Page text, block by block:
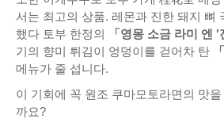
서는 최고의 상품. 레몬과 진한 돼지 뼈
했다 토부 한정의
「영몽 소금 라미 엔 '
기의 향미 튀김이 엉덩이를 걷어차 탄
메뉴가 줄 섭니다.
이 기회에 꼭 원조 쿠마모토라면의 맛
까요?